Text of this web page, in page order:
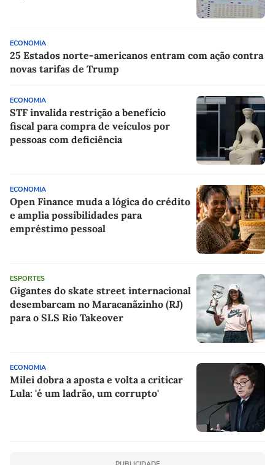
ECONOMIA
25 Estados norte-americanos entram com ação contra
novas tarifas de Trump
ECONOMIA
STF invalida restrição a benefício
fiscal para compra de veículos por
pessoas com deficiência
ECONOMIA
Open Finance muda a lógica do crédito
e amplia possibilidades para
empréstimo pessoal
ESPORTES
Gigantes do skate street internacional
desembarcam no Maracanãzinho (RJ)
para o SLS Rio Takeover
ECONOMIA
Milei dobra a aposta e volta a criticar
Lula: 'é um ladrão, um corrupto'